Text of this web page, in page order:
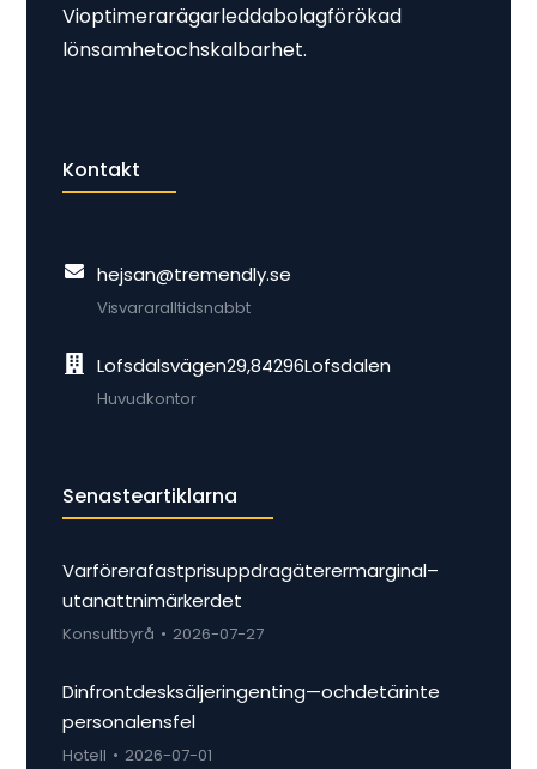
Vi optimerar ägarledda bolag för ökad
lönsamhet och skalbarhet.
Kontakt
hejsan@tremendly.se
Vi svarar alltid snabbt
Lofsdalsvägen 29, 842 96 Lofsdalen
Huvudkontor
Senaste artiklarna
Varför era fastprisuppdrag äter er marginal –
utan att ni märker det
Konsultbyrå 2026-07-27
Din frontdesk säljer ingenting — och det är inte
personalens fel
Hotell 2026-07-01